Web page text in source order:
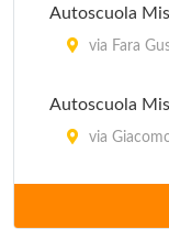
Autoscuola
via Fara
Autoscuola
via
Autoscuola
corso di